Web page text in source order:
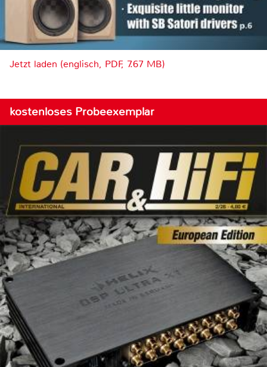
Jetzt laden (englisch, PDF, 7.67 MB)
kostenloses Probeexemplar